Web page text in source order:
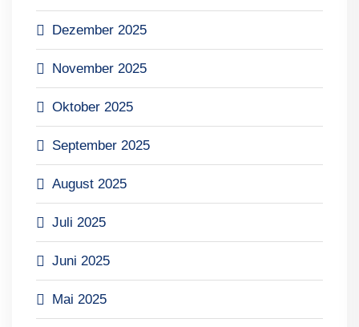
Dezember 2025
November 2025
Oktober 2025
September 2025
August 2025
Juli 2025
Juni 2025
Mai 2025